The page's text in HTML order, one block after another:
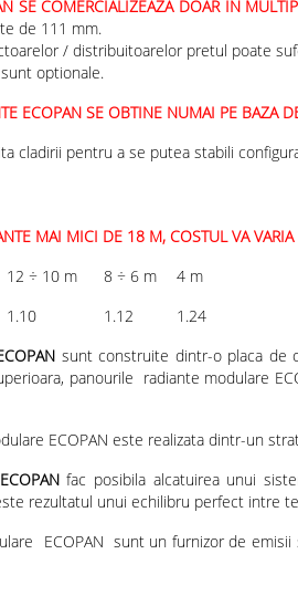
SE COMERCIALIZEAZA DOAR IN
de 111 mm.
/ distribuitoarelor pretul poate
optionale.
ECOPAN SE OBTINE NUMAI PE BAZA
cladirii pentru a se putea stabili
MAI MICI DE 18 M, COSTUL VA
12 ÷ 10 m 8 ÷ 6 m
4 m
1.10 1.12
1.24
sunt construite dintr-o placa de
panourile radiante modulare
ECOPAN este realizata dintr-un
fac posibila alcatuirea unui
rezultatul unui echilibru perfect intre
ECOPAN sunt un furnizor de